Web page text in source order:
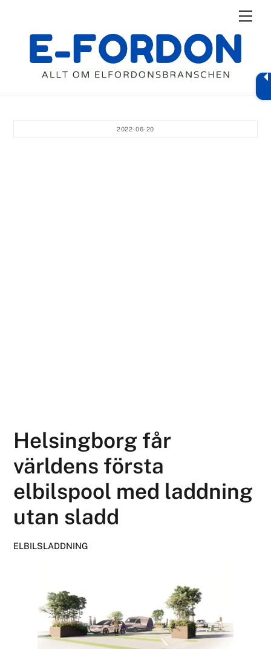
content
2022-06-20
Helsingborg får
världens första
elbilspool med laddning
utan sladd
ELBILSLADDNING